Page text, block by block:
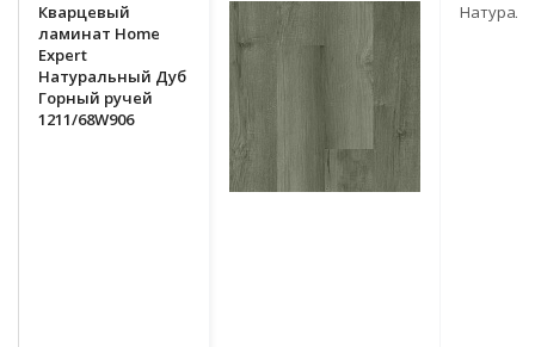
Кварцевый
ламинат Home
Expert
Натуральный Дуб
Горный ручей
1211/68W906